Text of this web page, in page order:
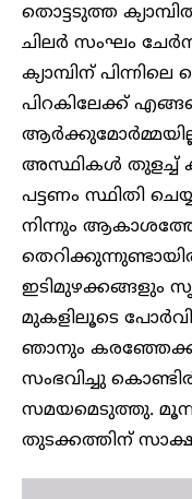
തൊട്ടടുത്ത
ചിലർ സംഘം
ക്യാമ്പിന്
പിറകിലേക്ക്
അസ്ഥികൾ തുളച്ച്
പട്ടണം സ്ഥിതി
നിന്നും
ഇടിമുഴക്കങ്ങളും
മുകളിലൂടെ
ഞാനും
സംഭവിച്ചു
സമയമെടുത്തു.
തുടക്കത്തിന്